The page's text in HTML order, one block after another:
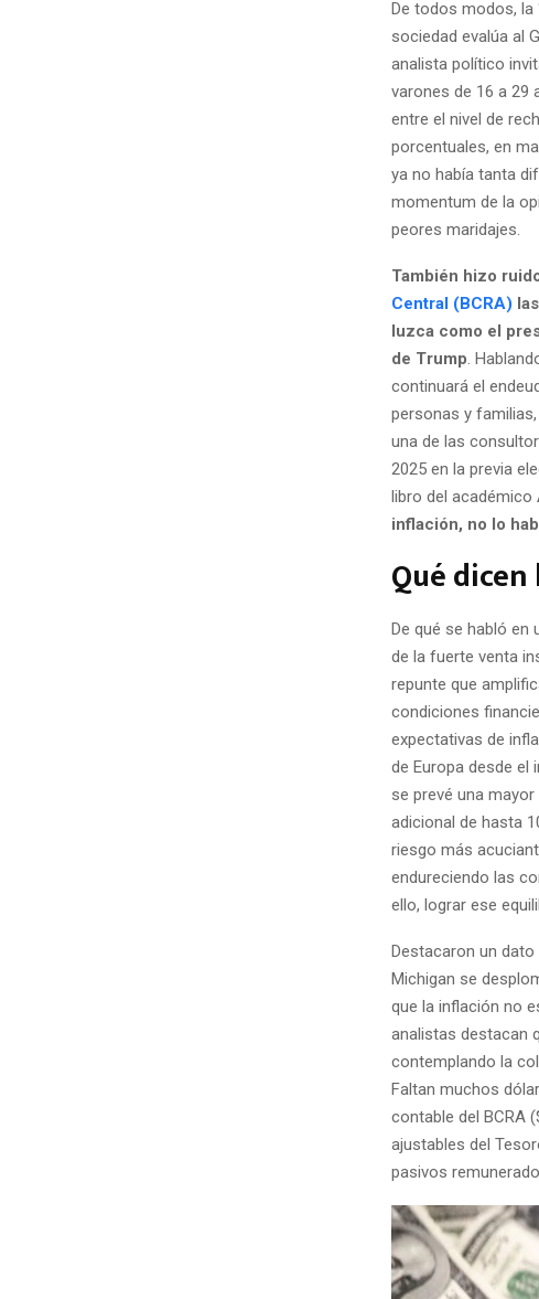
De todos modos, la
sociedad evalúa al
analista político
varones de 16 a 29
entre el nivel de
porcentuales, en
ya no había tanta
momentum de la
peores maridajes.
También hizo
Central (BCRA)
luzca como el
de Trump.
continuará el
personas y
una de las
2025 en la previa
libro del académico
inflación, no lo
Qué
De qué se habló en
de la fuerte venta
repunte que
condiciones
expectativas de
de Europa desde el
se prevé una
adicional de hasta
riesgo más
endureciendo las
ello, lograr ese
Destacaron un
Michigan se
que la inflación no
analistas destacan
contemplando la
Faltan muchos
contable del BCRA
ajustables del
pasivos